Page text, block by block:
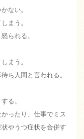
ない。
まう。
られる。
まう。
ち人間と言われる。
る。
ったり、仕事でミス
やうつ症状を合併す